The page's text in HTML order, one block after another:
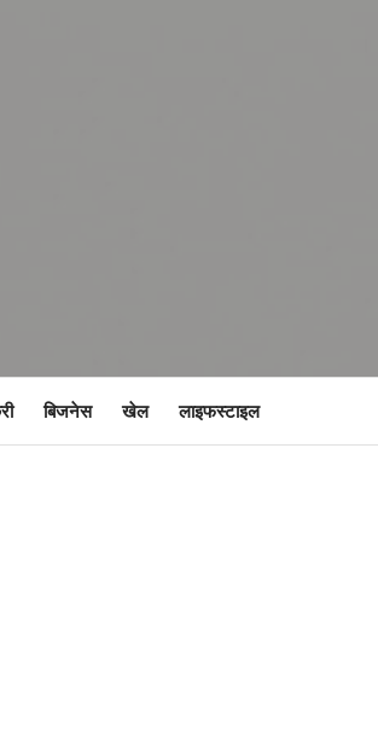
बिजनेस खेल लाइफस्टाइल